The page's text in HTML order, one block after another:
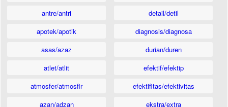
antre/antri
apotek/apotik
asas/azaz
atlet/atlit
atmosfer/atmosfir
azan/adzan
detail/detil
diagnosis/diagnosa
durian/duren
efektif/efektip
efektifitas/efektivitas
ekstra/extra